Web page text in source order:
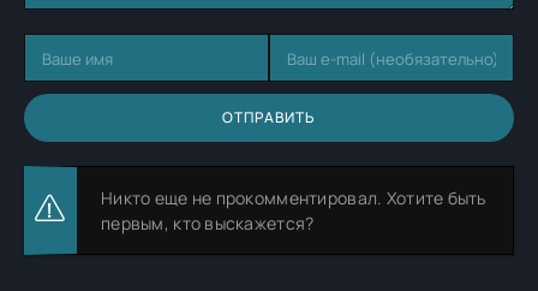
ОТПРАВИТЬ
Никто еще не прокомментировал. Хотите быть
первым, кто выскажется?